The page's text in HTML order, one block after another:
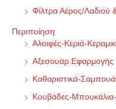
Φίλτρα Αέρος/Λαδιού
Περιποίηση
Αλοιφές-Κεριά-
Αξεσουάρ Εφαρμογής
Καθαριστικά-
Κουβάδες-